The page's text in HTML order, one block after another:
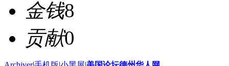
金钱8
贡献0